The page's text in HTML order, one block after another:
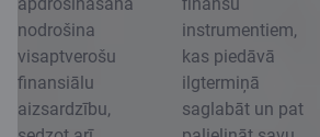
nodrošina
visaptverošu
finansiālu
aizsardzību,
instrumentiem,
kas piedāvā
ilgtermiņā
saglabāt un pat